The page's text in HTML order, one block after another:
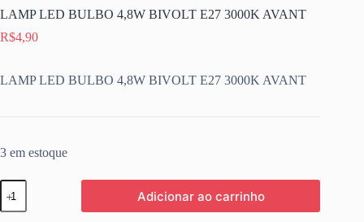
LAMP LED BULBO 4,8W BIVOLT E27 3000K AVANT
R$4,90
LAMP LED BULBO 4,8W BIVOLT E27 3000K AVANT
3 em estoque
LAMP
LED
BULBO
Adicionar ao carrinho